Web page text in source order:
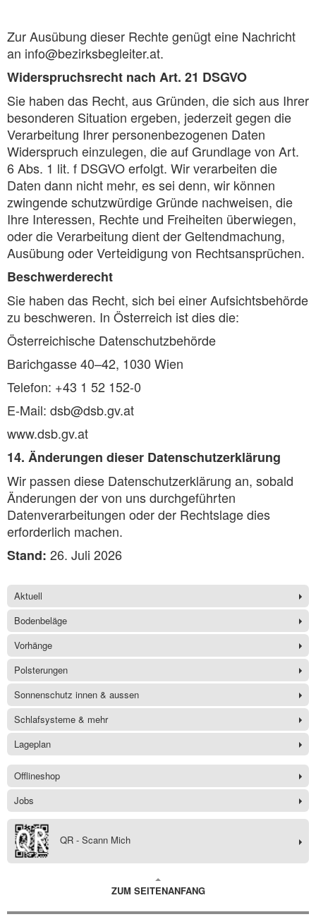
Zur Ausübung dieser Rechte genügt eine Nachricht
an info@bezirksbegleiter.at.
Widerspruchsrecht nach Art. 21 DSGVO
Sie haben das Recht, aus Gründen, die sich aus Ihrer
besonderen Situation ergeben, jederzeit gegen die
Verarbeitung Ihrer personenbezogenen Daten
Widerspruch einzulegen, die auf Grundlage von Art.
6 Abs. 1 lit. f DSGVO erfolgt. Wir verarbeiten die
Daten dann nicht mehr, es sei denn, wir können
zwingende schutzwürdige Gründe nachweisen, die
Ihre Interessen, Rechte und Freiheiten überwiegen,
oder die Verarbeitung dient der Geltendmachung,
Ausübung oder Verteidigung von Rechtsansprüchen.
Beschwerderecht
Sie haben das Recht, sich bei einer Aufsichtsbehörde
zu beschweren. In Österreich ist dies die:
Österreichische Datenschutzbehörde
Barichgasse 40–42, 1030 Wien
Telefon: +43 1 52 152-0
E-Mail: dsb@dsb.gv.at
www.dsb.gv.at
14. Änderungen dieser Datenschutzerklärung
Wir passen diese Datenschutzerklärung an, sobald
Änderungen der von uns durchgeführten
Datenverarbeitungen oder der Rechtslage dies
erforderlich machen.
Stand: 26. Juli 2026
Aktuell
Bodenbeläge
Vorhänge
Polsterungen
Sonnenschutz innen & aussen
Schlafsysteme & mehr
Lageplan
Offlineshop
Jobs
QR - Scann Mich
ZUM SEITENANFANG